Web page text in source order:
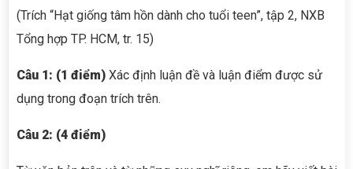
(Trích “Hạt giống tâm hồn dành cho tuổi teen”, tập 2, NXB
Tổng hợp TP. HCM, tr. 15)
Câu 1: (1 điểm) Xác định luận đề và luận điểm được sử
dụng trong đoạn trích trên.
Câu 2: (4 điểm)